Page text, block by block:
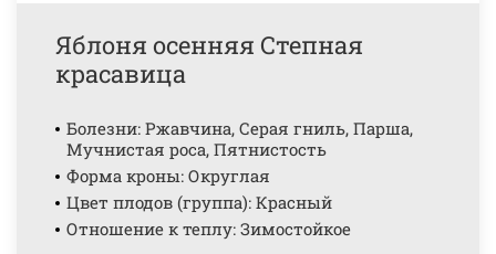
Яблоня осенняя Степная
красавица
Болезни: Ржавчина, Серая гниль, Парша,
Мучнистая роса, Пятнистость
Форма кроны: Округлая
Цвет плодов (группа): Красный
Отношение к теплу: Зимостойкое